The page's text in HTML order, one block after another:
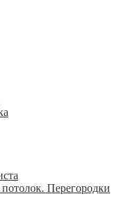
Перегородки